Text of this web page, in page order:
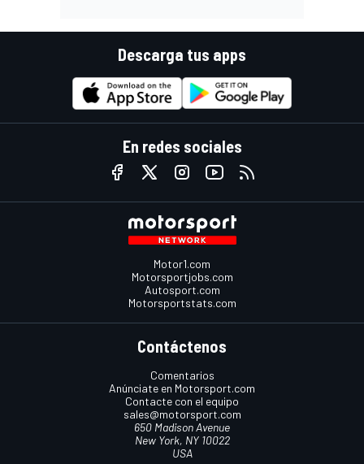
Descarga tus apps
En redes sociales
Motor1.com
Motorsportjobs.com
Autosport.com
Motorsportstats.com
Contáctenos
Comentarios
Anúnciate en Motorsport.com
Contacte con el equipo
sales@motorsport.com
650 Madison Avenue
New York, NY 10022
USA